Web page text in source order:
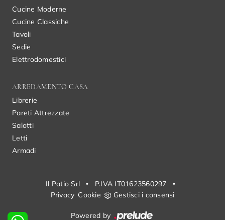
Cucine Moderne
Cucine Classiche
Tavoli
Sedie
Elettrodomestici
ARREDAMENTO CASA
Librerie
Pareti Attrezzate
Salotti
Letti
Armadi
Il Patio Srl • P.IVA IT01623560297
•
Privacy Cookie Gestisci i consensi
Powered by